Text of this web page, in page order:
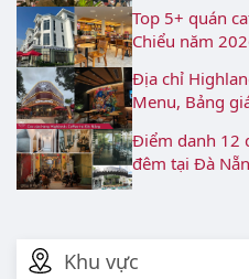
Khu vực
Top 5+ quán
Chiểu năm
Địa chỉ
Menu, Bảng
Điểm danh 12
đêm tại Đà